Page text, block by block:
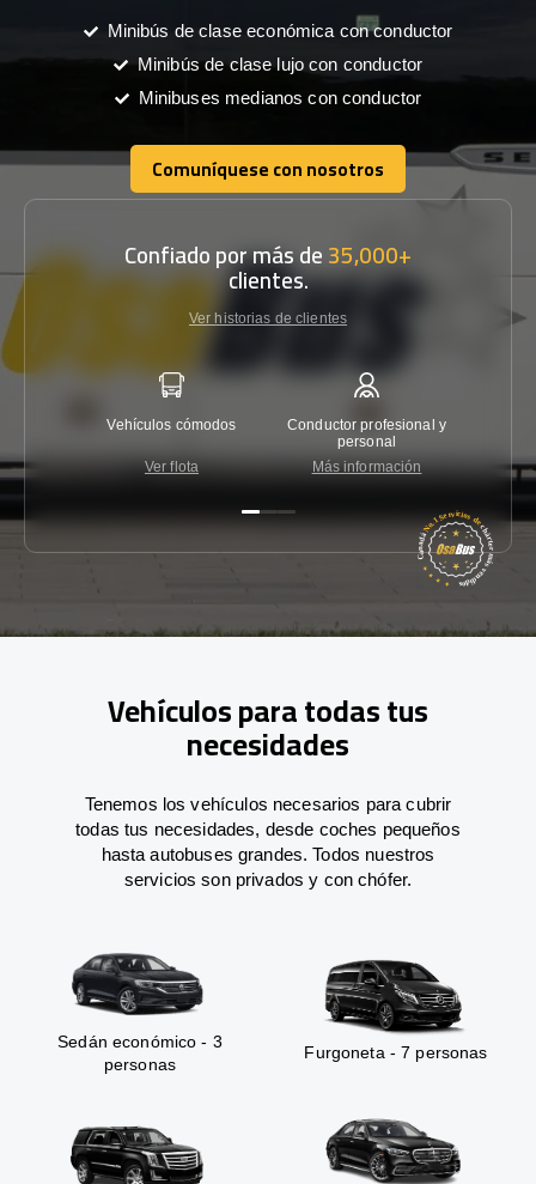
Minibús de clase económica con conductor
Minibús de clase lujo con conductor
Minibuses medianos con conductor
Comuníquese con nosotros
Comuníquese con nosotros
Confiado por más de35,000+
clientes.
Ver historias de clientes
Vehículos cómodos
Ver flota
Conductor profesional y
personal
Más información
Vehículos para todas tus
necesidades
Tenemos los vehículos necesarios para cubrir
todas tus necesidades, desde coches pequeños
hasta autobuses grandes. Todos nuestros
servicios son privados y con chófer.
Sedán económico - 3
personas
Furgoneta - 7 personas